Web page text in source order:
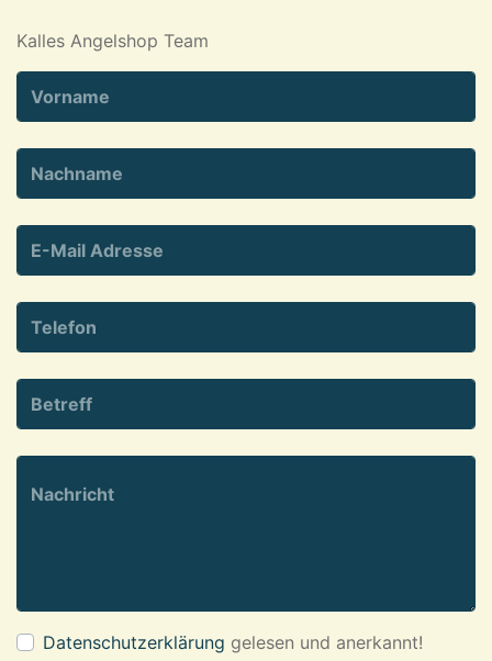
Kalles Angelshop Team
Datenschutzerklärung gelesen und anerkannt!